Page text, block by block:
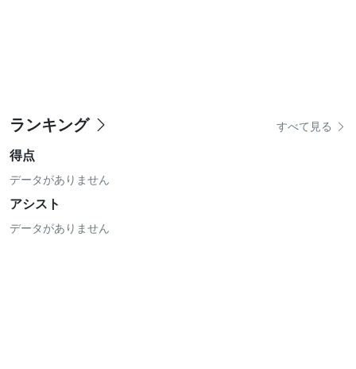
ランキング すべて見る
得点
データがありません
アシスト
データがありません